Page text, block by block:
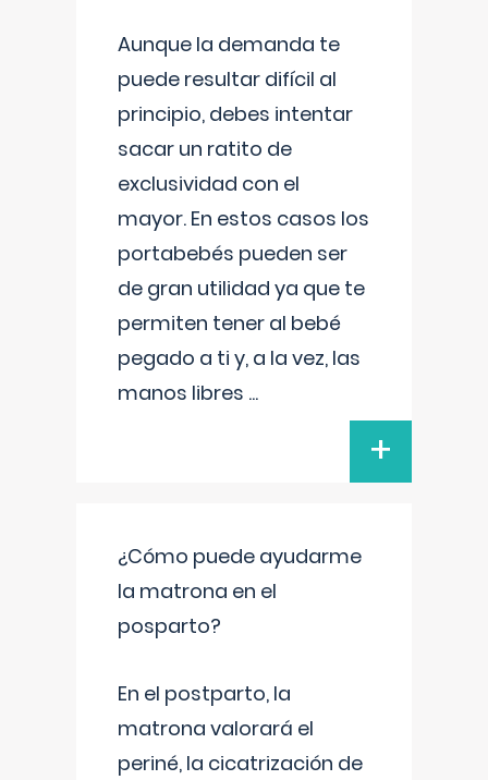
Aunque la demanda te
puede resultar difícil al
principio, debes intentar
sacar un ratito de
exclusividad con el
mayor. En estos casos los
portabebés pueden ser
de gran utilidad ya que te
permiten tener al bebé
pegado a ti y, a la vez, las
manos libres ...
+
¿Cómo puede ayudarme
la matrona en el
posparto?
En el postparto, la
matrona valorará el
periné, la cicatrización de